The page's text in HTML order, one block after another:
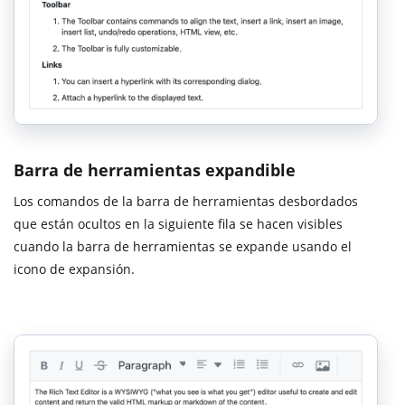
Barra de herramientas expandible
Los comandos de la barra de herramientas desbordados
que están ocultos en la siguiente fila se hacen visibles
cuando la barra de herramientas se expande usando el
icono de expansión.